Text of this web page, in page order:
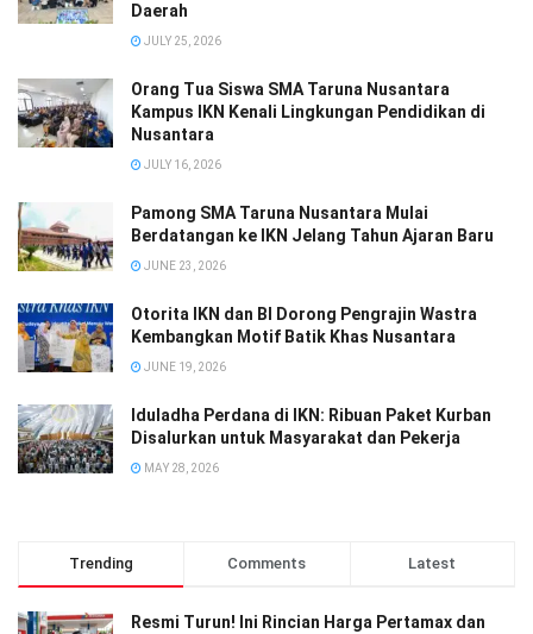
Daerah
JULY 25, 2026
Orang Tua Siswa SMA Taruna Nusantara
Kampus IKN Kenali Lingkungan Pendidikan di
Nusantara
JULY 16, 2026
Pamong SMA Taruna Nusantara Mulai
Berdatangan ke IKN Jelang Tahun Ajaran Baru
JUNE 23, 2026
Otorita IKN dan BI Dorong Pengrajin Wastra
Kembangkan Motif Batik Khas Nusantara
JUNE 19, 2026
Iduladha Perdana di IKN: Ribuan Paket Kurban
Disalurkan untuk Masyarakat dan Pekerja
MAY 28, 2026
Trending Comments Latest
Resmi Turun! Ini Rincian Harga Pertamax dan